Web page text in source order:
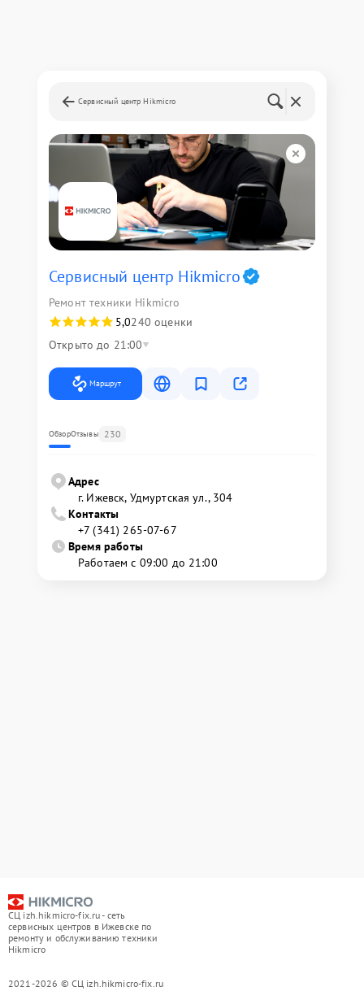
Сервисный центр Hikmicro
Сервисный центр Hikmicro
Ремонт техники Hikmicro
5,0240 оценки
Открыто до 21:00
Маршрут
ОбзорОтзывы 230
Адрес
г. Ижевск, Удмуртская ул., 304
Контакты
+7 (341) 265-07-67
Время работы
Работаем с 09:00 до 21:00
СЦ izh.hikmicro-fix.ru - сеть
сервисных центров в Ижевске по
ремонту и обслуживанию техники
Hikmicro
2021-2026 © СЦ izh.hikmicro-fix.ru